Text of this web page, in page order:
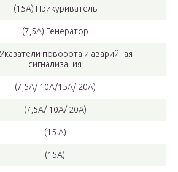
(15А) Прикуриватель
(7,5А) Генератор
поворота и аварийная
сигнализация
(7,5А/ 10А/15А/ 20А)
(7,5А/ 10А/ 20А)
(15 А)
(15А)